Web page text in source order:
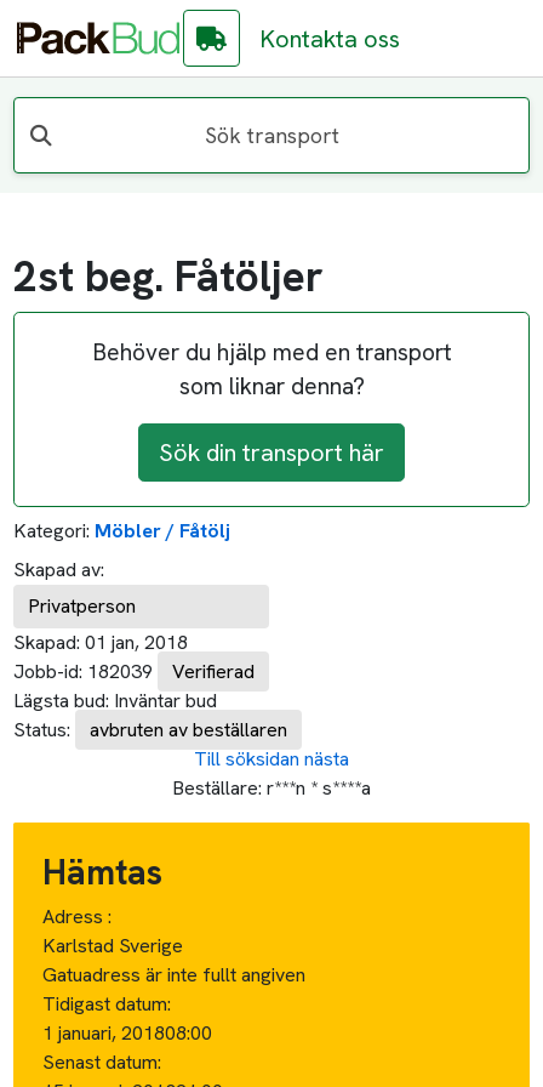
Kontakta oss
Sök transport
2st beg. Fåtöljer
Behöver du hjälp med en transport
som liknar denna?
Sök din transport här
Kategori: Möbler / Fåtölj
Skapad av:
Privatperson
Skapad: 01 jan, 2018
Jobb-id: 182039
Verifierad
Lägsta bud: Inväntar bud
Status:
avbruten av beställaren
Till söksidan nästa
Beställare: r***n * s****a
Hämtas
Adress :
Karlstad Sverige
Gatuadress är inte fullt angiven
Tidigast datum:
1 januari, 201808:00
Senast datum: